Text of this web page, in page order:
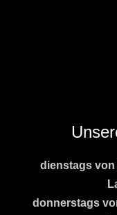
dienstags von
donnerstags